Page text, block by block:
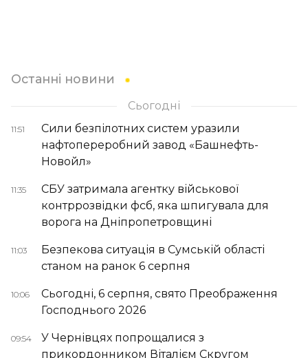
Останні новини
Сьогодні
11:51
Сили безпілотних систем уразили
нафтопереробний завод «Башнефть-
Новойл»
11:35
СБУ затримала агентку військової
контррозвідки фсб, яка шпигувала для
ворога на Дніпропетровщині
11:03
Безпекова ситуація в Сумській області
станом на ранок 6 серпня
10:06
Сьогодні, 6 серпня, свято Преображення
Господнього 2026
09:54
У Чернівцях попрощалися з
прикордонником Віталієм Скругом